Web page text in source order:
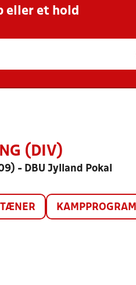
eller et hold
(DIV)
- DBU Jylland Pokal